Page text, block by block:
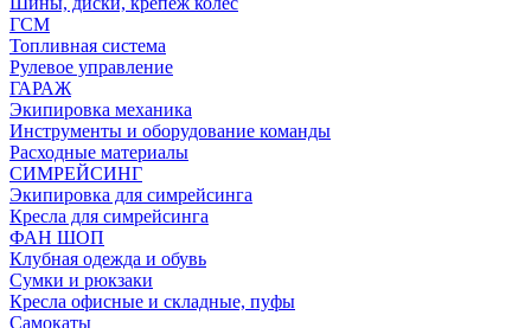
ГСМ
Топливная система
Рулевое управление
ГАРАЖ
Экипировка механика
Инструменты и оборудование команды
Расходные материалы
СИМРЕЙСИНГ
Экипировка для симрейсинга
Кресла для симрейсинга
ФАН ШОП
Клубная одежда и обувь
Сумки и рюкзаки
Кресла офисные и складные, пуфы
Самокаты